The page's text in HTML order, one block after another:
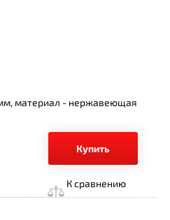
материал - нержавеющая
Купить
К сравнению